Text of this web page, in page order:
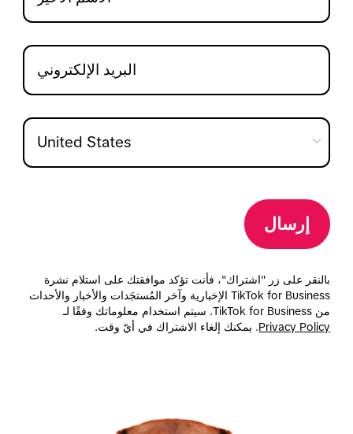
إرسال
بالنقر على زر "اشتراك"، فأنت تؤكد موافقتك على استلام نشرة
TikTok for Business الإخبارية وآخر المُستجَدات والأخبار والأحداث
من TikTok for Business. سيتم استخدام معلوماتك وفقًا لـ
Privacy Policy. يمكنك إلغاء الاشتراك في أيّ وقت.